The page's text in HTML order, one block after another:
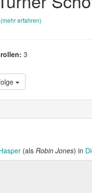
(mehr erfahren)
3
(als Robin Jones) in